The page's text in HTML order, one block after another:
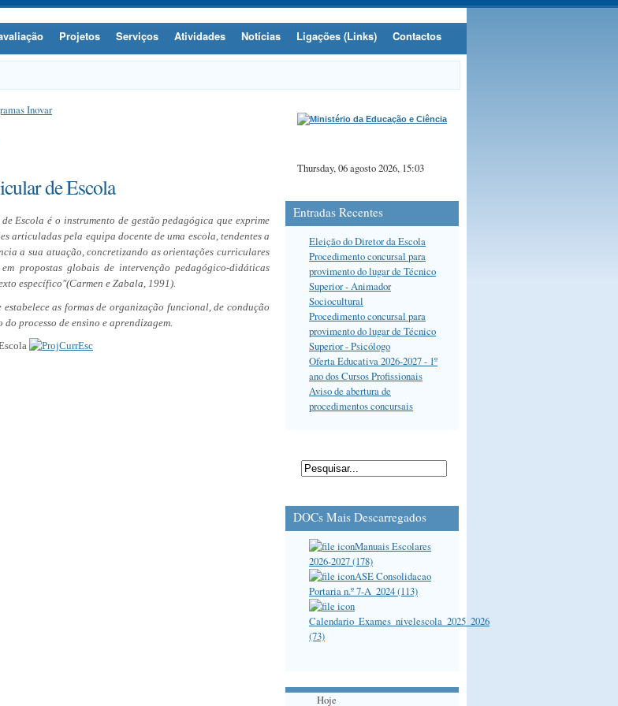
Projetos Serviços Atividades Notícias Ligações (Links) Contactos
de Escola
Escola é o instrumento de gestão pedagógica que exprime
articuladas pela equipa docente de uma escola, tendentes a
a sua atuação, concretizando as orientações curriculares
propostas globais de intervenção pedagógico-didáticas
específico"(Carmen e Zabala, 1991).
estabelece as formas de organização funcional, de condução
do processo de ensino e aprendizagem.
Thursday, 06 agosto 2026, 15:03
Entradas Recentes
Eleição do Diretor da Escola
Procedimento concursal para
provimento do lugar de Técnico
Superior - Animador
Sociocultural
Procedimento concursal para
provimento do lugar de Técnico
Superior - Psicólogo
Oferta Educativa 2026-2027 - 1º
ano dos Cursos Profissionais
Aviso de abertura de
procedimentos concursais
DOCs Mais Descarregados
Manuais Escolares
2026-2027 (178)
ASE Consolidacao
Portaria n.º 7-A_2024 (113)
Calendario_Exames_nivelescola_2025_2026
(73)
Hoje